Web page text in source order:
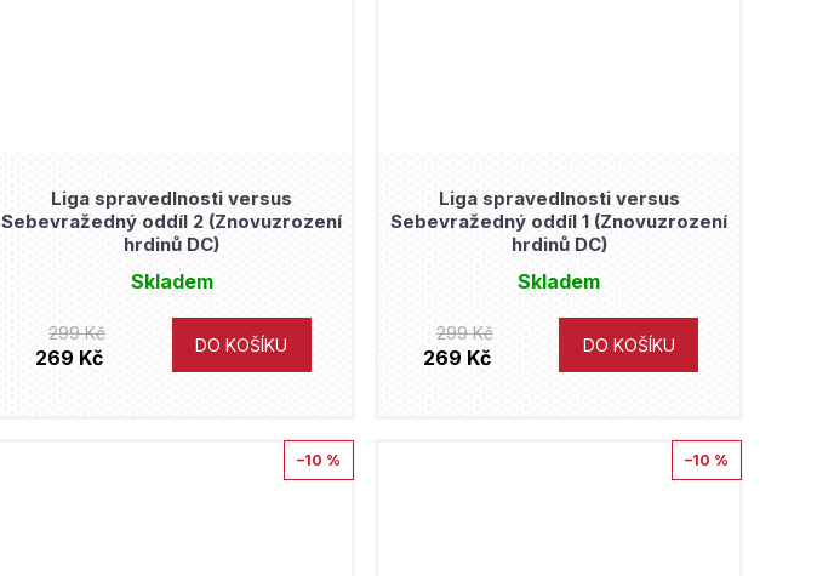
Liga spravedlnosti versus
Sebevražedný oddíl 2 (Znovuzrození
hrdinů DC)
Skladem
299 Kč
269 Kč
DO KOŠÍKU
Liga spravedlnosti versus
Sebevražedný oddíl 1 (Znovuzrození
hrdinů DC)
Skladem
299 Kč
269 Kč
DO KOŠÍKU
–10 % –10 %